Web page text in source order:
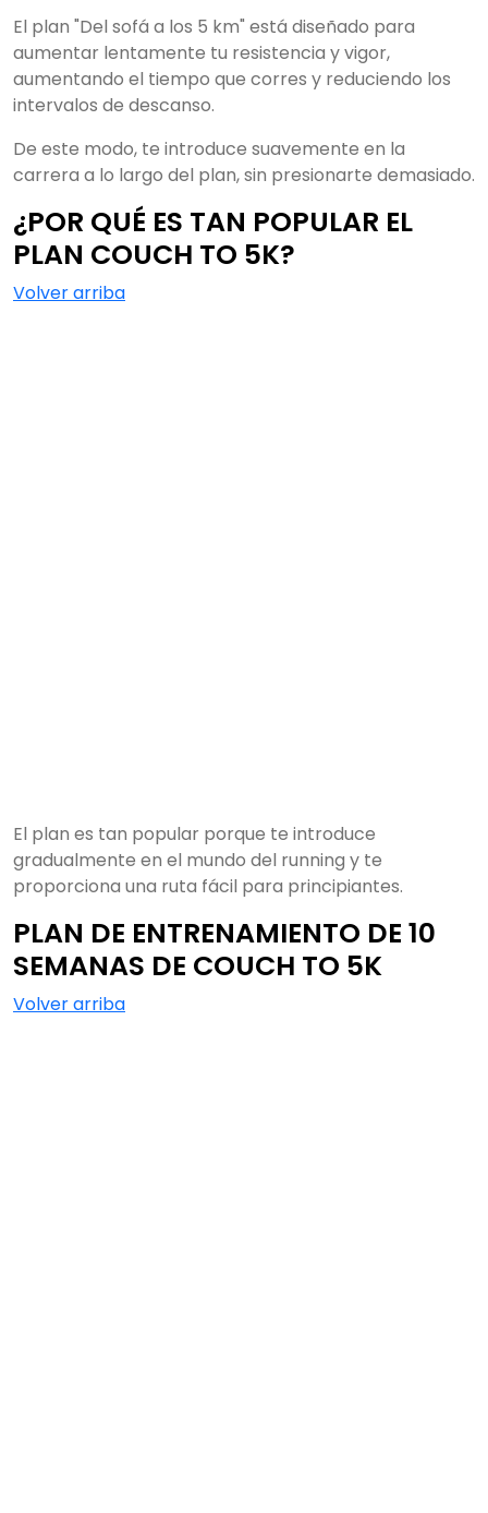
El plan "Del sofá a los 5 km" está diseñado para
aumentar lentamente tu resistencia y vigor,
aumentando el tiempo que corres y reduciendo los
intervalos de descanso.
De este modo, te introduce suavemente en la
carrera a lo largo del plan, sin presionarte demasiado.
¿POR QUÉ ES TAN POPULAR EL
PLAN COUCH TO 5K?
Volver arriba
El plan es tan popular porque te introduce
gradualmente en el mundo del running y te
proporciona una ruta fácil para principiantes.
PLAN DE ENTRENAMIENTO DE 10
SEMANAS DE COUCH TO 5K
Volver arriba